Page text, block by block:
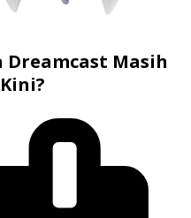
Dreamcast Masih